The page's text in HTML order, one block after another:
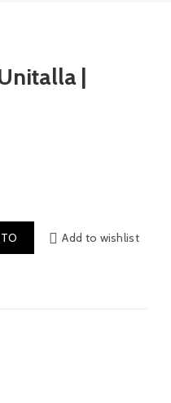
|
cantidad
Add to wishlist